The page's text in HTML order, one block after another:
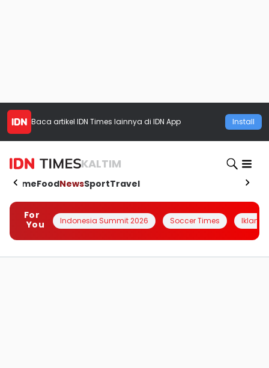
Baca artikel IDN Times lainnya di IDN App Install
KALTIM
HomeFoodNewsSportTravel
For
You
Indonesia Summit 2026 Soccer Times Iklanin